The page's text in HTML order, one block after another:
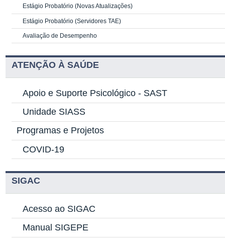
Estágio Probatório (Novas Atualizações)
Estágio Probatório (Servidores TAE)
Avaliação de Desempenho
ATENÇÃO À SAÚDE
Apoio e Suporte Psicológico - SAST
Unidade SIASS
Programas e Projetos
COVID-19
SIGAC
Acesso ao SIGAC
Manual SIGEPE